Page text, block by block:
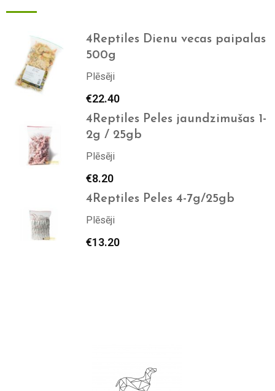
4Reptiles Dienu vecas paipalas
500g
Plēsēji
€22.40
4Reptiles Peles jaundzimušas 1-
2g / 25gb
Plēsēji
€8.20
4Reptiles Peles 4-7g/25gb
Plēsēji
€13.20